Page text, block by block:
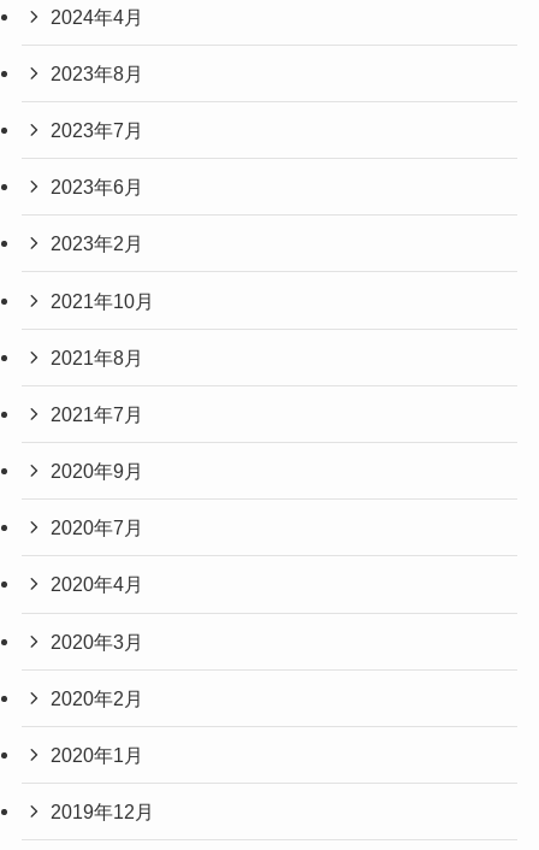
2024年4月
2023年8月
2023年7月
2023年6月
2023年2月
2021年10月
2021年8月
2021年7月
2020年9月
2020年7月
2020年4月
2020年3月
2020年2月
2020年1月
2019年12月